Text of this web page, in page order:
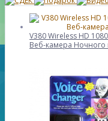
V380 Wireless HD
Веб-камера